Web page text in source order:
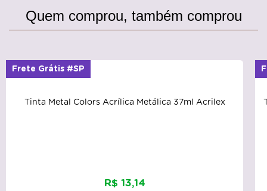
Quem comprou, também comprou
Tinta Metal Colors Acrílica Metálica 37ml Acrilex
R$ 13,14
Frete Grátis #SP